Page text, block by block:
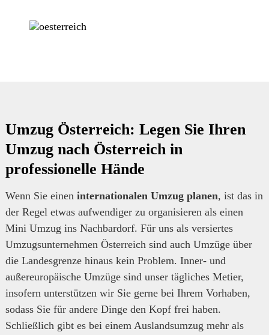
Umzug Österreich: Legen Sie Ihren
Umzug nach Österreich in
professionelle Hände
Wenn Sie einen internationalen Umzug planen, ist das in
der Regel etwas aufwendiger zu organisieren als einen
Mini Umzug ins Nachbardorf. Für uns als versiertes
Umzugsunternehmen Österreich sind auch Umzüge über
die Landesgrenze hinaus kein Problem. Inner- und
außereuropäische Umzüge sind unser tägliches Metier,
insofern unterstützen wir Sie gerne bei Ihrem Vorhaben,
sodass Sie für andere Dinge den Kopf frei haben.
Schließlich gibt es bei einem Auslandsumzug mehr als